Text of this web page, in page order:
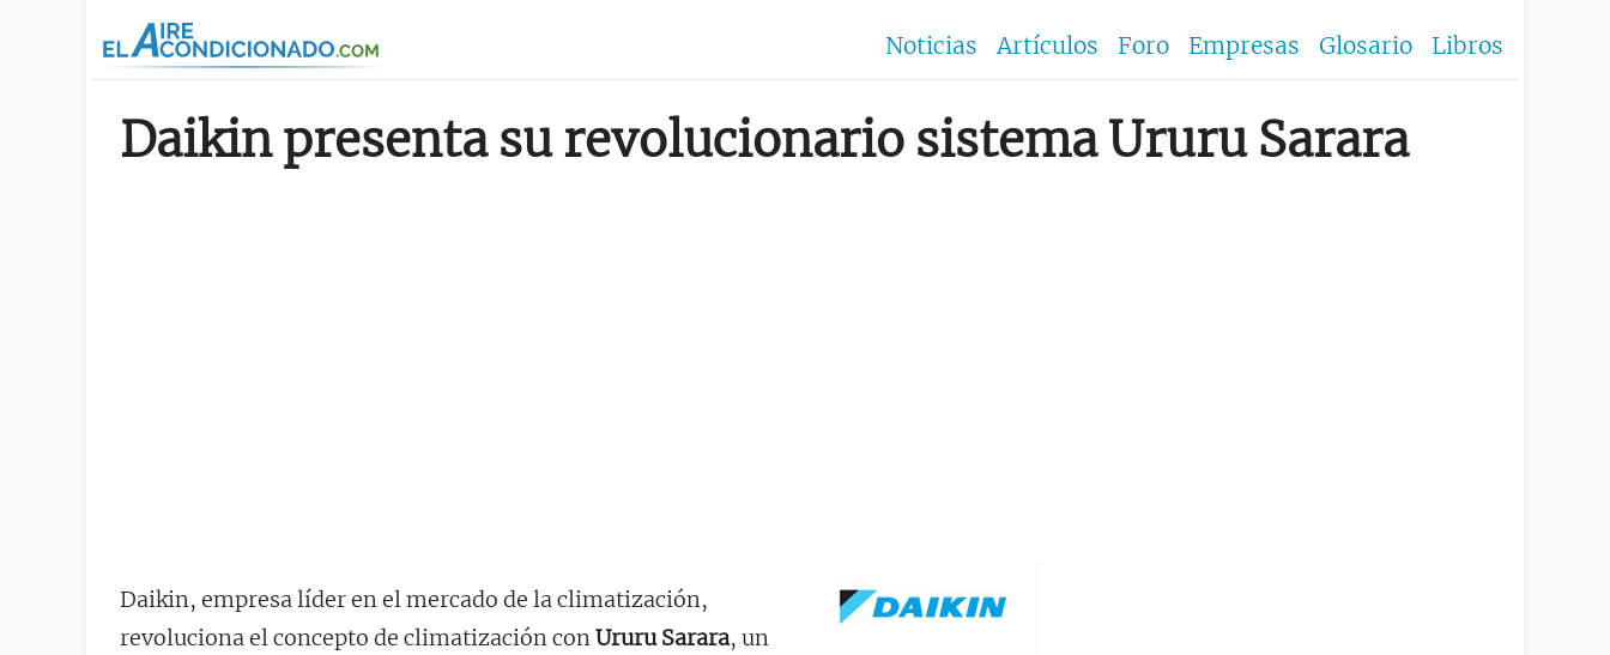
Noticias Artículos Foro Empresas Glosario Libros
Daikin presenta su revolucionario sistema Ururu Sarara
Daikin, empresa líder en el mercado de la climatización,
revoluciona el concepto de climatización conUruru Sarara, un